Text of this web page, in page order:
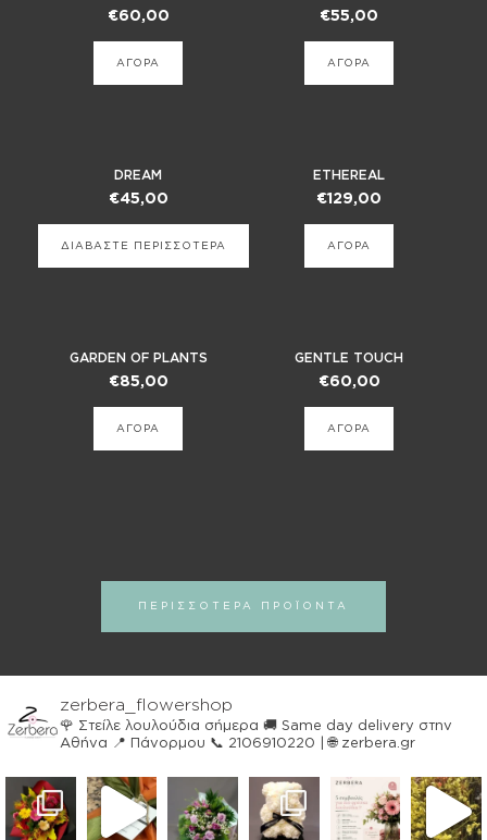
€60,00
ΑΓΟΡΑ
€55,00
ΑΓΟΡΑ
DREAM
€45,00
ΔΙΑΒΑΣΤΕ ΠΕΡΙΣΣΟΤΕΡΑ
ETHEREAL
€129,00
ΑΓΟΡΑ
GARDEN OF PLANTS
€85,00
ΑΓΟΡΑ
GENTLE TOUCH
€60,00
ΑΓΟΡΑ
ΠΕΡΙΣΣΟΤΕΡΑ ΠΡΟΪΟΝΤΑ
zerbera_flowershop
🌹 Στείλε λουλούδια σήμερα 🚚 Same day delivery στην
Αθήνα 📍 Πάνορμου 📞 2106910220 | 🌐 zerbera.gr